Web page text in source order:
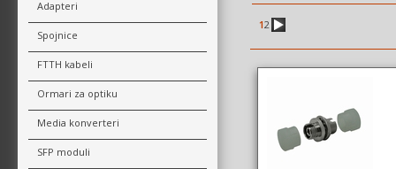
Adapteri
Spojnice
FTTH kabeli
Ormari za optiku
Media konverteri
SFP moduli
12